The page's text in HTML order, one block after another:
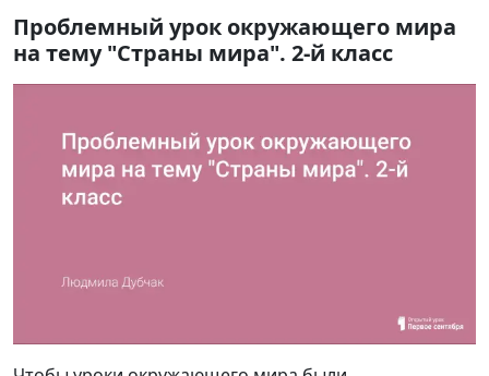
Проблемный урок окружающего мира
на тему "Страны мира". 2-й класс